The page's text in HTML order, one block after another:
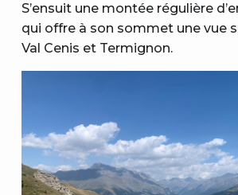
S’ensuit une montée régulière
qui offre à son sommet une vue
Val Cenis et Termignon.